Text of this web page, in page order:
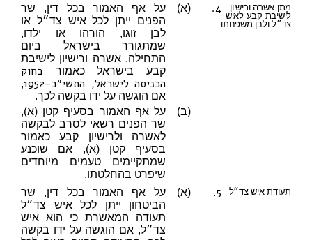
4.
מתן אשרה ורישיון
לישיבת קבע לאיש
צד״ל ולבן משפחתו
(א)
על אף האמור בכל דין, שר
הפנים ייתן לכל איש צד״ל או
לבן זוגו, הורהו או ילדו,
שמתגורר בישראל ביום
התחילה, אשרה ורישיון לישיבת
קבע בישראל כאמור בחוק
הכניסה לישראל, התשי״ב–1952
,
אם הוגשה על ידו בקשה לכך.
(ב)
על אף האמור בסעיף קטן (א),
שר הפנים רשאי לסרב לבקשה
לאשרה ולרישיון קבע כאמור
בסעיף קטן (א), אם שוכנע
שמתקיימים טעמים מיוחדים
שיפרט בהחלטתו.
5. תעודת איש צד״ל (א)
על אף האמור בכל דין, שר
הביטחון ייתן לכל איש צד״ל
תעודה המאשרת כי הוא איש
צד״ל, אם הוגשה על ידו בקשה